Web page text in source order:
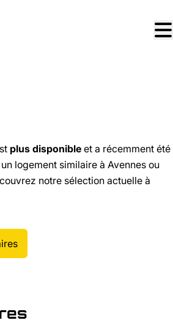
plus disponible et a récemment été
logement similaire à Avennes ou
notre sélection actuelle à